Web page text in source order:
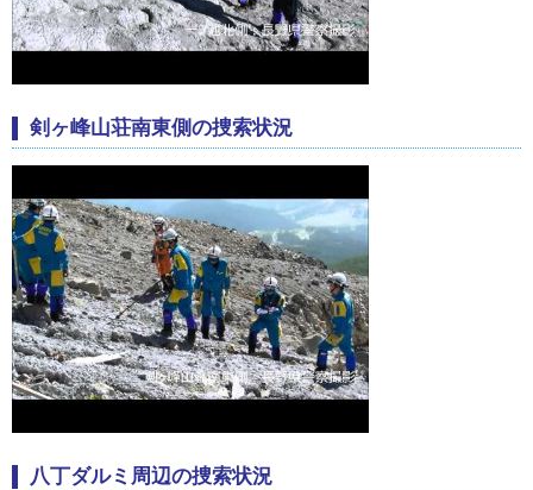
剣ヶ峰山荘南東側の捜索状況
八丁ダルミ周辺の捜索状況